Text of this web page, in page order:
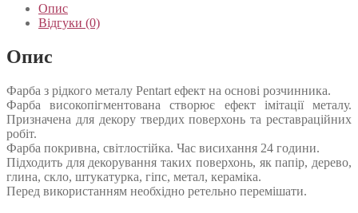
Опис
Відгуки (0)
Опис
Фарба з рідкого металу Pentart ефект на основі розчинника.
Фарба високопігментована створює ефект імітації металу.
Призначена для декору твердих поверхонь та реставраційних
робіт.
Фарба покривна, світлостійка. Час висихання 24 години.
Підходить для декорування таких поверхонь, як папір, дерево,
глина, скло, штукатурка, гіпс, метал, кераміка.
Перед використанням необхідно ретельно перемішати.